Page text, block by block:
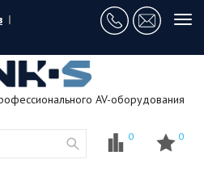
|
AV-оборудования
0 0